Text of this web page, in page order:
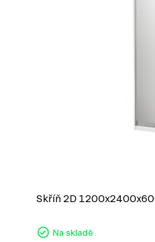
Skříň 2D
Na skladě